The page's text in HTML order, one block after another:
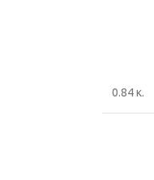
0.84 κ.